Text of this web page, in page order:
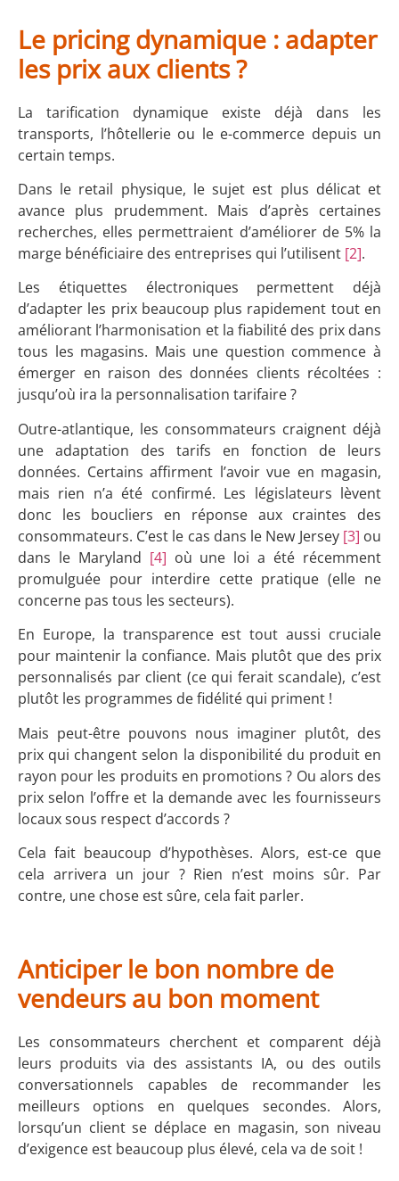
Le pricing dynamique : adapter
les prix aux clients ?
La tarification dynamique existe déjà dans les
transports, l’hôtellerie ou le e-commerce depuis un
certain temps.
Dans le retail physique, le sujet est plus délicat et
avance plus prudemment. Mais d’après certaines
recherches, elles permettraient d’améliorer de 5% la
marge bénéficiaire des entreprises qui l’utilisent [2].
Les étiquettes électroniques permettent déjà
d’adapter les prix beaucoup plus rapidement tout en
améliorant l’harmonisation et la fiabilité des prix dans
tous les magasins. Mais une question commence à
émerger en raison des données clients récoltées :
jusqu’où ira la personnalisation tarifaire ?
Outre-atlantique, les consommateurs craignent déjà
une adaptation des tarifs en fonction de leurs
données. Certains affirment l’avoir vue en magasin,
mais rien n’a été confirmé. Les législateurs lèvent
donc les boucliers en réponse aux craintes des
consommateurs. C’est le cas dans le New Jersey [3] ou
dans le Maryland [4] où une loi a été récemment
promulguée pour interdire cette pratique (elle ne
concerne pas tous les secteurs).
En Europe, la transparence est tout aussi cruciale
pour maintenir la confiance. Mais plutôt que des prix
personnalisés par client (ce qui ferait scandale), c’est
plutôt les programmes de fidélité qui priment !
Mais peut-être pouvons nous imaginer plutôt, des
prix qui changent selon la disponibilité du produit en
rayon pour les produits en promotions ? Ou alors des
prix selon l’offre et la demande avec les fournisseurs
locaux sous respect d’accords ?
Cela fait beaucoup d’hypothèses. Alors, est-ce que
cela arrivera un jour ? Rien n’est moins sûr. Par
contre, une chose est sûre, cela fait parler.
Anticiper le bon nombre de
vendeurs au bon moment
Les consommateurs cherchent et comparent déjà
leurs produits via des assistants IA, ou des outils
conversationnels capables de recommander les
meilleurs options en quelques secondes. Alors,
lorsqu’un client se déplace en magasin, son niveau
d’exigence est beaucoup plus élevé, cela va de soit !